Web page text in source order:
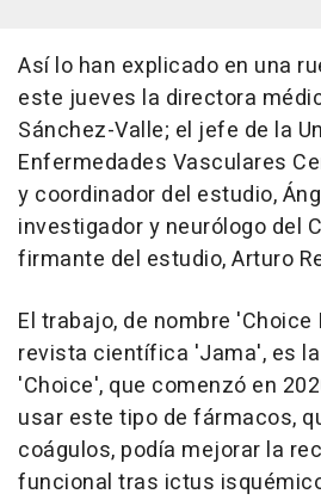
Así lo han explicado en una
este jueves la directora
Sánchez-Valle; el jefe de la
Enfermedades Vasculares
y coordinador del estudio,
investigador y neurólogo del
firmante del estudio, Arturo
El trabajo, de nombre
revista científica 'Jama', es
'Choice', que comenzó en
usar este tipo de fármacos,
coágulos, podía mejorar la
funcional tras ictus